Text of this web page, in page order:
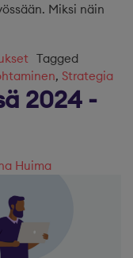
Miksi näin
Tagged
, Strategia
2024 -
Huima